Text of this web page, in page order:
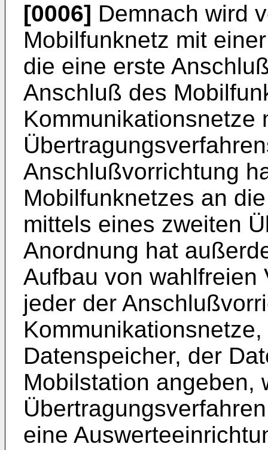
[0006] Demnach wird
Mobilfunknetz mit
die eine erste
Anschluß des
Kommunikationsnetze
Anschlußvorrichtung
Mobilfunknetzes an
mittels eines zweiten
Anordnung hat
Aufbau von wahlfreien
jeder der
Datenspeicher, der
Mobilstation angeben,
eine